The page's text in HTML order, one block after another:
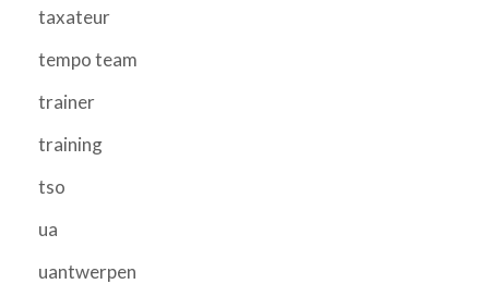
taxateur
tempo team
trainer
training
tso
ua
uantwerpen